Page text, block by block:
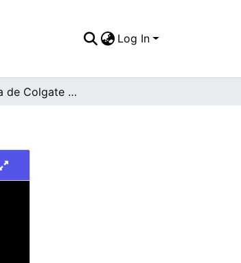
Log In
Trabajadora de Colgate Palmolive exhibiendo cepillos